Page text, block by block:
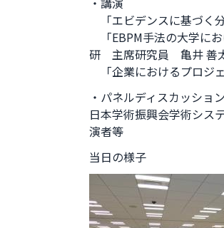
「エビデンスに基づく
「EBPM手法の大学に
研 主席研究員 亀井 善太
「企業におけるプロジ
・パネルディスカッション
日本学術振興会学術シ
演者等
当日の様子